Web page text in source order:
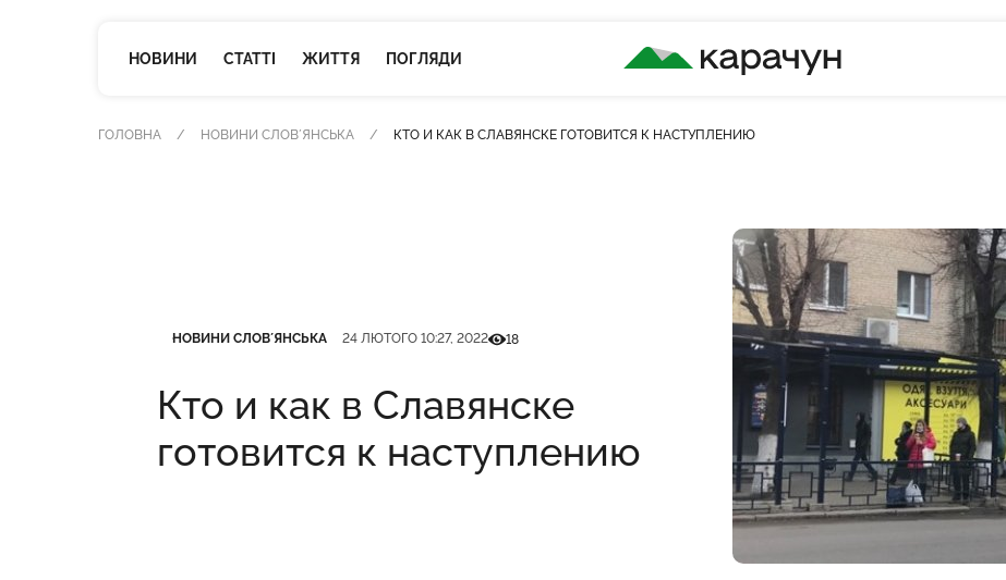
НОВИНИ СТАТТІ ЖИТТЯ ПОГЛЯДИ
КАРАЧУН
ГОЛОВНА НОВИНИ СЛОВʼЯНСЬКА КТО И КАК В СЛАВЯНСКЕ ГОТОВИТСЯ К НАСТУПЛЕНИЮ
НОВИНИ СЛОВʼЯНСЬКА 24 ЛЮТОГО 10:27, 2022Кількість переглядів
18
Кто и как в Славянске
готовится к наступлению